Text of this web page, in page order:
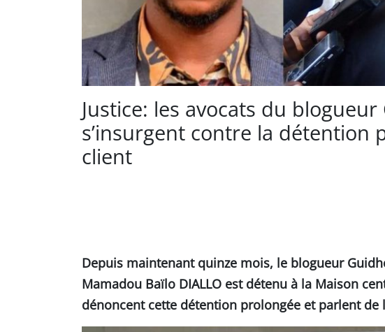
Justice: les avocats du
s’insurgent contre la détention
client
Depuis maintenant quinze mois, le blogueur
Mamadou Baïlo DIALLO est détenu à la Maison
dénoncent cette détention prolongée et parlent de